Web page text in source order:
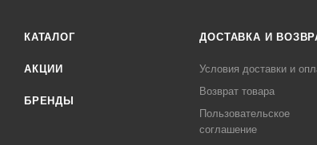
КАТАЛОГ
АКЦИИ
БРЕНДЫ
ДОСТАВКА И
Условия доставки и
Возврат товара
Пользовательское
соглашение